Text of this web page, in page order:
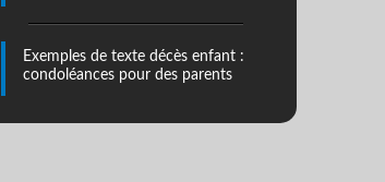
Exemples de texte décès enfant :
condoléances pour des parents